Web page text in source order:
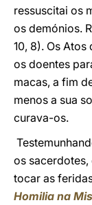
ressuscitai os
os demónios.
10, 8). Os
os doentes
macas, a fim
menos a sua
curava-os.
os sacerdotes,
tocar as
Homilia na